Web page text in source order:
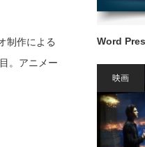
制作による
。アニメー
Word
映画